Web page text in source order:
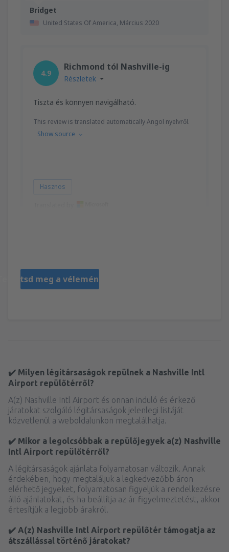
Bridget
United States Of America, Március 2020
4.9
Richmond tól Nashville-ig
Részletek
Tiszta és könnyen navigálható.
This review is translated automatically Angol nyelvről.
Show source
Hasznos
meg a véleményeket
✔️ Milyen légitársaságok repülnek a Nashville Intl
Airport repülőtérről?
A(z) Nashville Intl Airport és onnan induló és érkező
járatokat szolgáló légitársaságok jelenlegi listáját
közvetlenül a weboldalunkon megtalálhatja.
✔️ Mikor a legolcsóbbak a repülőjegyek a(z) Nashville
Intl Airport repülőtérről?
A légitársaságok ajánlata folyamatosan változik. Annak
érdekében, hogy megtaláljuk a legkedvezőbb áron
elérhető jegyeket, folyamatosan figyeljük a rendelkezésre
álló ajánlatokat, és ha beállítja az ár figyelmeztetést, akkor
értesítjük a legjobb árakról.
✔️ A(z) Nashville Intl Airport repülőtér támogatja az
átszállással történő járatokat?